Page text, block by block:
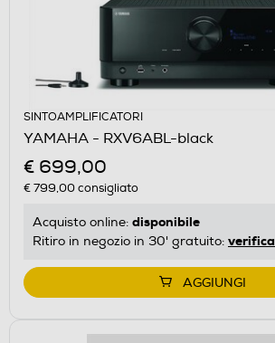
SINTOAMPLIFICATORI
YAMAHA - RXV6ABL-black
€ 699,00
€ 799,00consigliato
Acquisto online: disponibile
Ritiro in negozio in 30' gratuito: verifica
AGGIUNGI